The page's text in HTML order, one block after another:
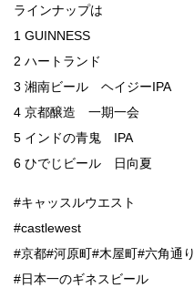
ラインナップは
1 GUINNESS
2 ハートランド
3 湘南ビール ヘイジーIPA
4 京都醸造 一期一会
5 インドの青鬼 IPA
6 ひでじビール 日向夏
#キャッスルウエスト
#castlewest
#京都#河原町#木屋町#六角通り
#日本一のギネスビール